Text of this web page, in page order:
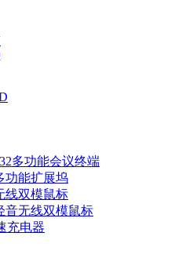
多功能会议终端
功能扩展坞
线双模鼠标
音无线双模鼠标
充电器